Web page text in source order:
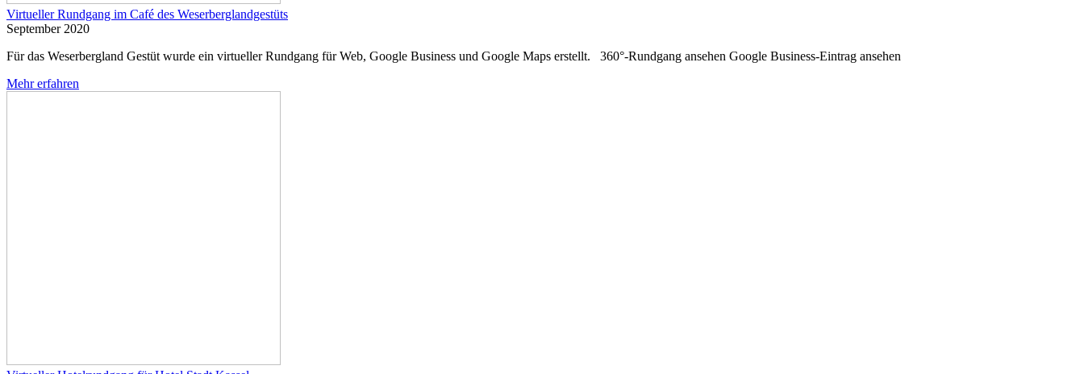
Virtueller Rundgang im Café des Weserberglandgestüts
September 2020
Für das Weserbergland Gestüt wurde ein virtueller Rundgang für Web, Google Business und Google Maps erstellt. 360°-Rundgang ansehen Google Business-Eintrag ansehen
Mehr erfahren